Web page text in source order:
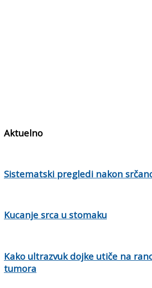
Aktuelno
Sistematski pregledi nakon
Kucanje srca u stomaku
Kako ultrazvuk dojke utiče na
tumora